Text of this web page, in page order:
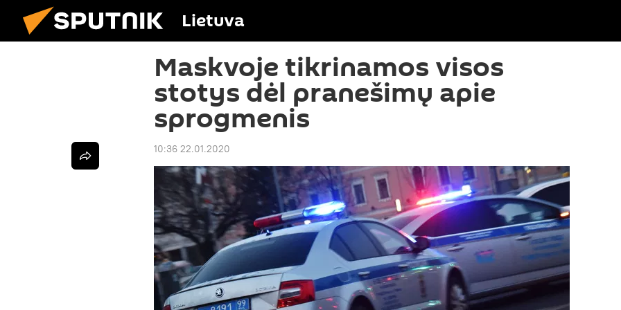
Lietuva
Maskvoje tikrinamos visos
stotys dėl pranešimų apie
sprogmenis
10:36 22.01.2020